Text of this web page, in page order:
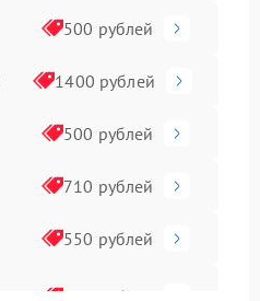
500 рублей
1400 рублей
500 рублей
710 рублей
550 рублей
500 рублей